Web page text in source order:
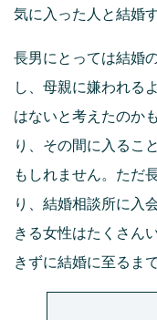
気に入った人と結婚
長男にとっては結婚
し、母親に嫌われる
はないと考えたのか
り、その間に入るこ
もしれません。ただ
り、結婚相談所に入
きる女性はたくさん
きずに結婚に至るま